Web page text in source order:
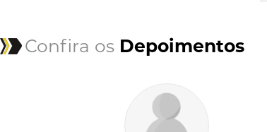
Confira os Depoimentos